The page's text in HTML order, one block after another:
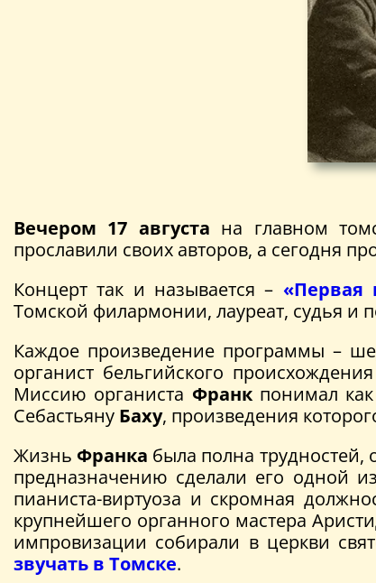
Вечером 17 августа на главном
прославили своих авторов, а сегодня
Концерт так и называется – «Первая
Томской филармонии, лауреат, судья и
Каждое произведение программы –
органист бельгийского
Миссию органиста Франкпонимал как
Себастьяну Баху, произведения
Жизнь Франка была полна трудностей,
предназначению сделали его одной
пианиста-виртуоза и скромная
крупнейшего органного мастера
импровизации собирали в церкви
звучать в Томске.